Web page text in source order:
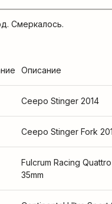
Смеркалось.
Описание
Ceepo Stinger 2014
Ceepo Stinger Fork
Fulcrum Racing
35mm